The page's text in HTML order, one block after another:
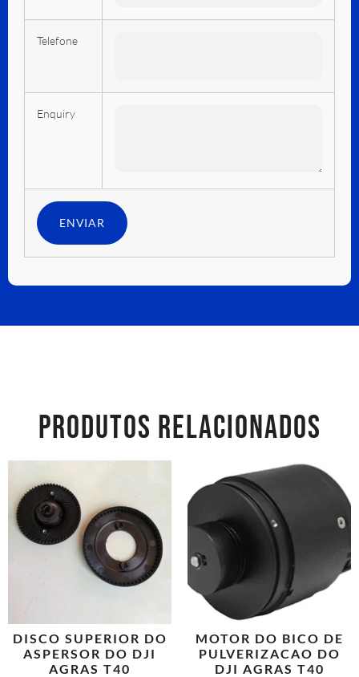
Telefone
Enquiry
PRODUTOS RELACIONADOS
DISCO SUPERIOR DO
ASPERSOR DO DJI
AGRAS T40
MOTOR DO BICO DE
PULVERIZACAO DO
DJI AGRAS T40